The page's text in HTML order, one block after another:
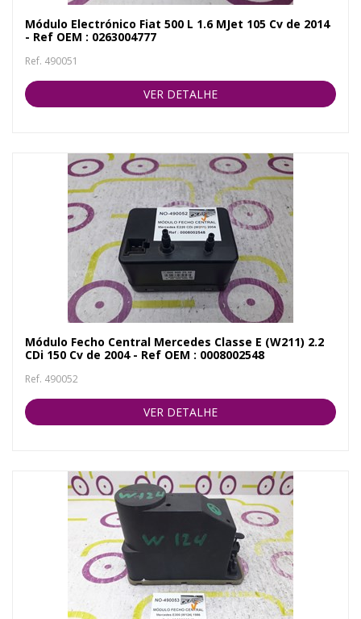
Módulo Electrónico Fiat 500 L 1.6 MJet 105 Cv de 2014
- Ref OEM : 0263004777
Ref. 490051
VER DETALHE
Módulo Fecho Central Mercedes Classe E (W211) 2.2
CDi 150 Cv de 2004 - Ref OEM : 0008002548
Ref. 490052
VER DETALHE